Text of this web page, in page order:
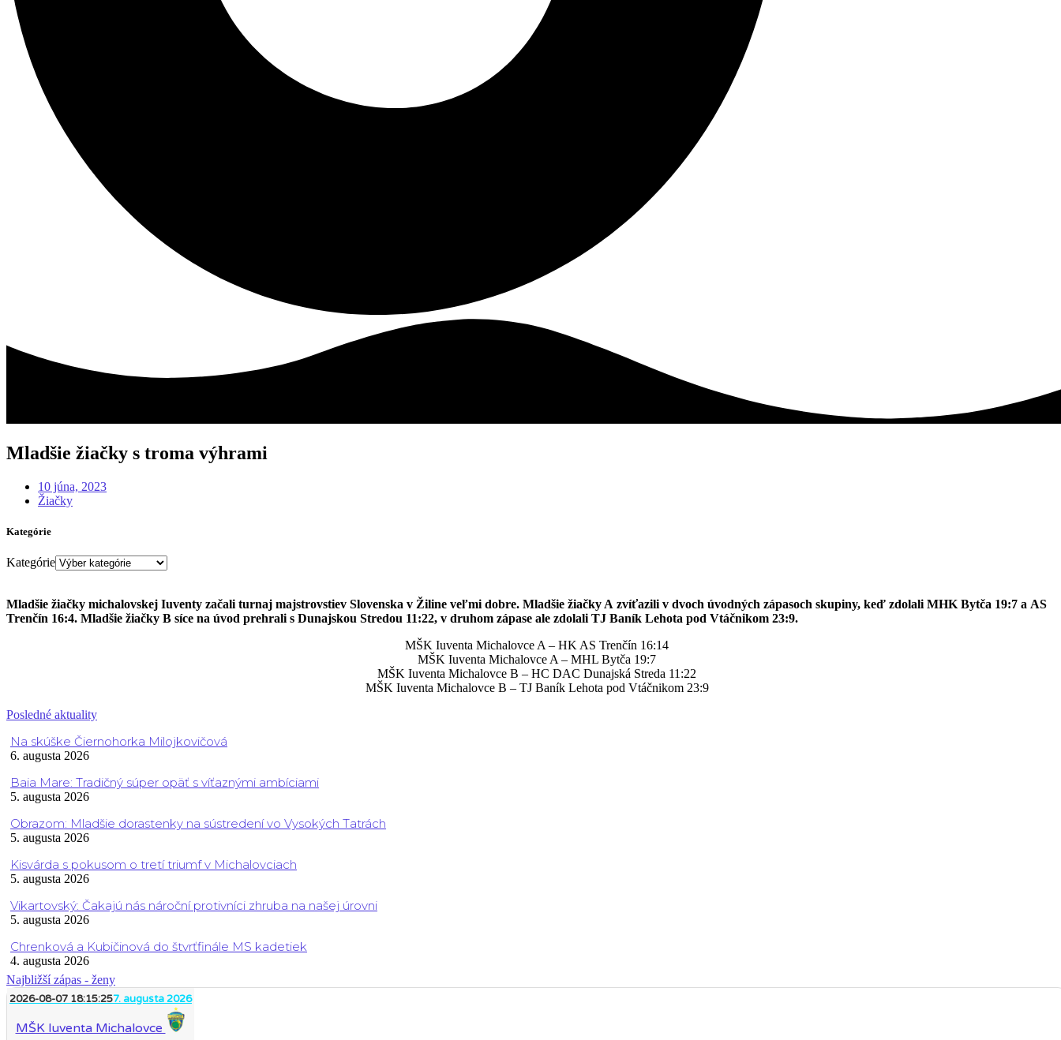
Mladšie žiačky s troma výhrami
10 júna, 2023
Žiačky
Kategórie
Kategórie
Mladšie žiačky michalovskej Iuventy začali turnaj majstrovstiev Slovenska v Žiline veľmi dobre. Mladšie žiačky A zvíťazili v dvoch úvodných zápasoch skupiny, keď zdolali MHK Bytča 19:7 a AS
Trenčín 16:4. Mladšie žiačky B síce na úvod prehrali s Dunajskou Stredou 11:22, v druhom zápase ale zdolali TJ Baník Lehota pod Vtáčnikom 23:9.
MŠK Iuventa Michalovce A – HK AS Trenčín 16:14
MŠK Iuventa Michalovce A – MHL Bytča 19:7
MŠK Iuventa Michalovce B – HC DAC Dunajská Streda 11:22
MŠK Iuventa Michalovce B – TJ Baník Lehota pod Vtáčnikom 23:9
Posledné aktuality
Na skúške Čiernohorka Milojkovičová
6. augusta 2026
Baia Mare: Tradičný súper opäť s víťaznými ambíciami
5. augusta 2026
Obrazom: Mladšie dorastenky na sústredení vo Vysokých Tatrách
5. augusta 2026
Kisvárda s pokusom o tretí triumf v Michalovciach
5. augusta 2026
Vikartovský: Čakajú nás nároční protivníci zhruba na našej úrovni
5. augusta 2026
Chrenková a Kubičinová do štvrťfinále MS kadetiek
4. augusta 2026
Najbližší zápas - ženy
2026-08-07 18:15:257. augusta 2026
MŠK Iuventa Michalovce